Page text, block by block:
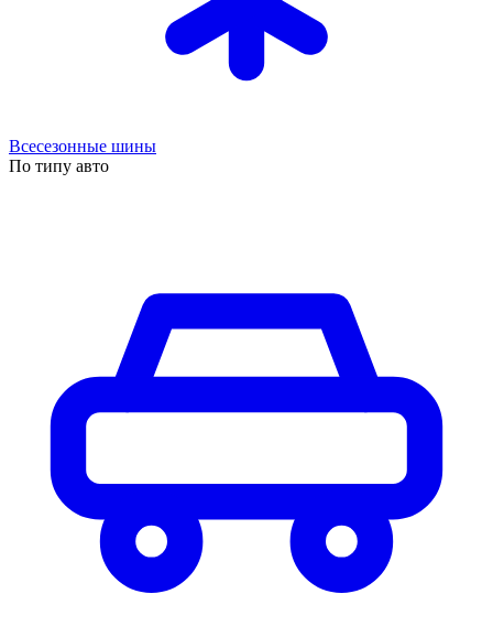
Всесезонные шины
По типу авто